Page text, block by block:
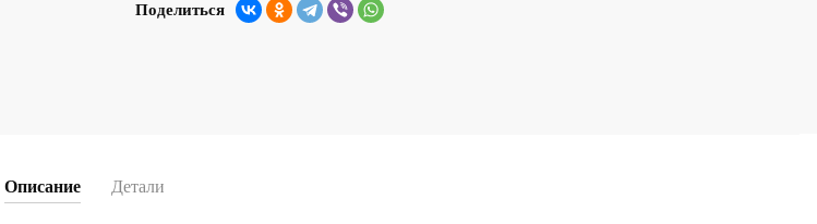
Поделиться
Описание Детали